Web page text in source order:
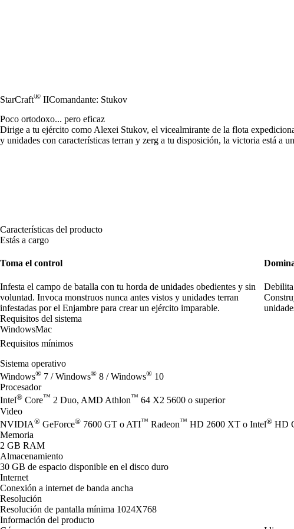
StarCraft® IIComandante: Stukov
Poco ortodoxo... pero eficaz
Dirige a tu ejército como Alexei Stukov, el vicealmirante de la flota
y unidades con características terran y zerg a tu disposición, la victoria está a
Características del producto
Estás a cargo
Toma el control
Infesta el campo de batalla con tu horda de unidades obedientes y sin
voluntad. Invoca monstruos nunca antes vistos y unidades terran
infestadas por el Enjambre para crear un ejército imparable.
Debilita
Requisitos del sistema
WindowsMac
Requisitos mínimos
Sistema operativo
Windows® 7 / Windows® 8 / Windows® 10
Procesador
Intel® Core™ 2 Duo, AMD Athlon™ 64 X2 5600 o superior
Video
NVIDIA® GeForce® 7600 GT o ATI™ Radeon™ HD 2600 XT o Intel® HD
Memoria
2 GB RAM
Almacenamiento
30 GB de espacio disponible en el disco duro
Internet
Conexión a internet de banda ancha
Resolución
Resolución de pantalla mínima 1024X768
Información del producto